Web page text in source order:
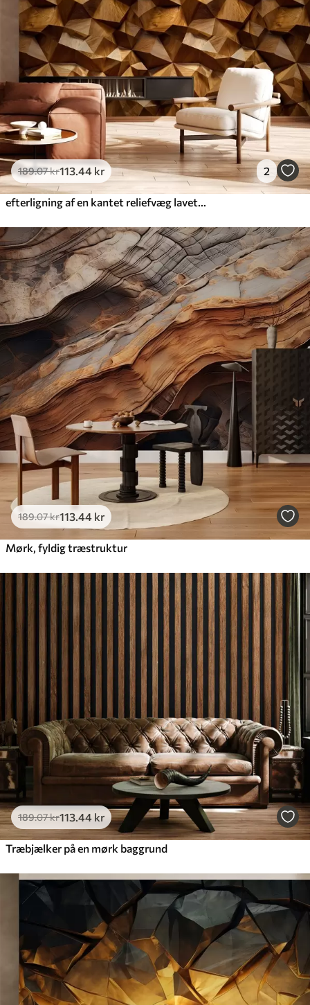
189.07kr113 .44 kr 2
189.07kr113 .44 kr
Mørk, fyldig træstruktur
189.07kr113 .44 kr
Træbjælker på en mørk baggrund